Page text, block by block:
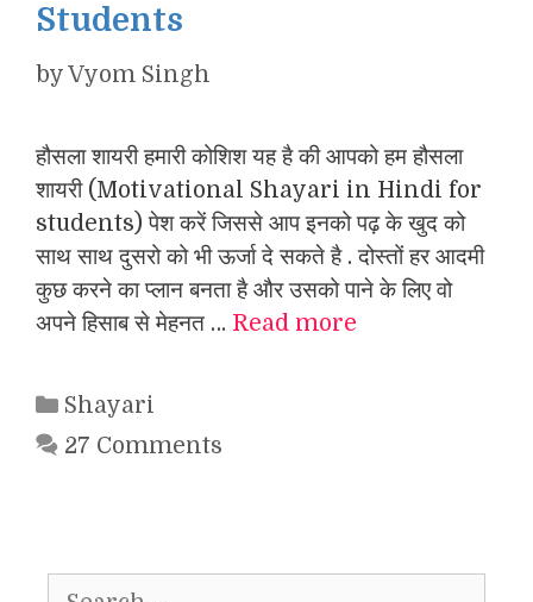
Students
byVyom Singh
हौसला शायरी हमारी कोशिश यह है की आपको हम हौसला
शायरी (Motivational Shayari in Hindi for
students) पेश करें जिससे आप इनको पढ़ के खुद को
साथ साथ दुसरो को भी ऊर्जा दे सकते है . दोस्तों हर आदमी
कुछ करने का प्लान बनता है और उसको पाने के लिए वो
अपने हिसाब से मेहनत … Read more
Categories
Shayari
27 Comments